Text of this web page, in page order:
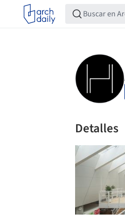
Detalles